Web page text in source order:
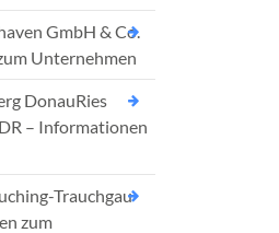
GmbH & Co.
Unternehmen
DonauRies
– Informationen
Trauchgau
zum